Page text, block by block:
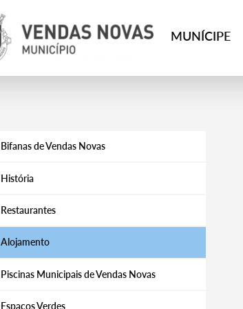
MUNÍCIPE
Bifanas de Vendas Novas
História
Restaurantes
Alojamento
Piscinas Municipais de Vendas Novas
Espaços Verdes